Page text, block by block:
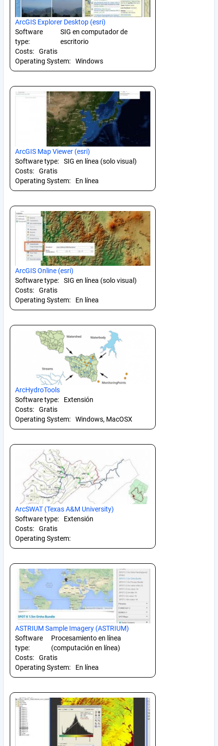
ArcGIS Explorer Desktop (esri)
Software
type:
SIG en computador de
escritorio
Costs:
Gratis
Operating System:
Windows
ArcGIS Map Viewer (esri)
Software type:
SIG en línea (solo visual)
Costs:
Gratis
Operating System:
En línea
ArcGIS Online (esri)
Software type:
SIG en línea (solo visual)
Costs:
Gratis
Operating System:
En línea
ArcHydroTools
Software type:
Extensión
Costs:
Gratis
Operating System:
Windows, MacOSX
ArcSWAT (Texas A&M University)
Software type:
Extensión
Costs:
Gratis
Operating System:
ASTRIUM Sample Imagery (ASTRIUM)
Software
type:
Procesamiento en línea
(computación en línea)
Costs:
Gratis
Operating System:
En línea